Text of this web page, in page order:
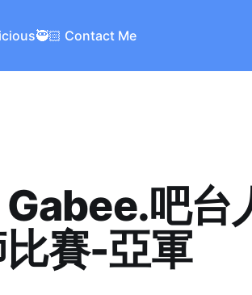
🥷🏻 Contact Me
吧台
賽-亞軍